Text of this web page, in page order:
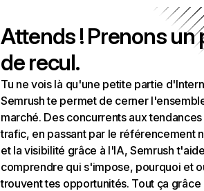
Attends ! Prenons un
de recul.
Tu ne vois là qu'une petite partie
Semrush te permet de cerner
marché. Des concurrents aux
trafic, en passant par le référencement
et la visibilité grâce à l'IA, Semrush
comprendre qui s'impose, pourquoi et
trouvent tes opportunités. Tout ça grâce